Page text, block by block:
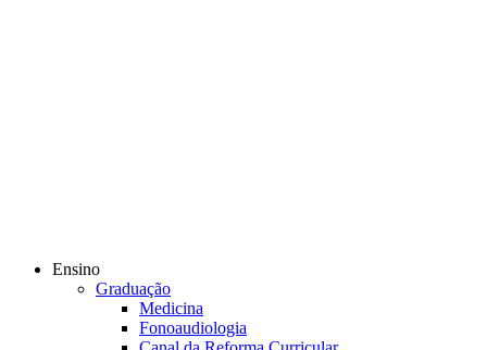
Ensino
Graduação
Medicina
Fonoaudiologia